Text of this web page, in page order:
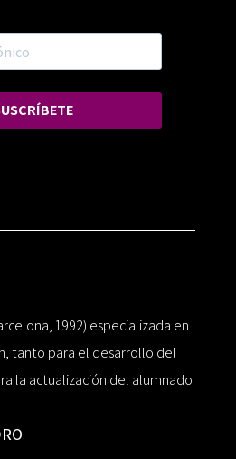
1992) especializada en
tanto para el desarrollo del
la actualización del alumnado.